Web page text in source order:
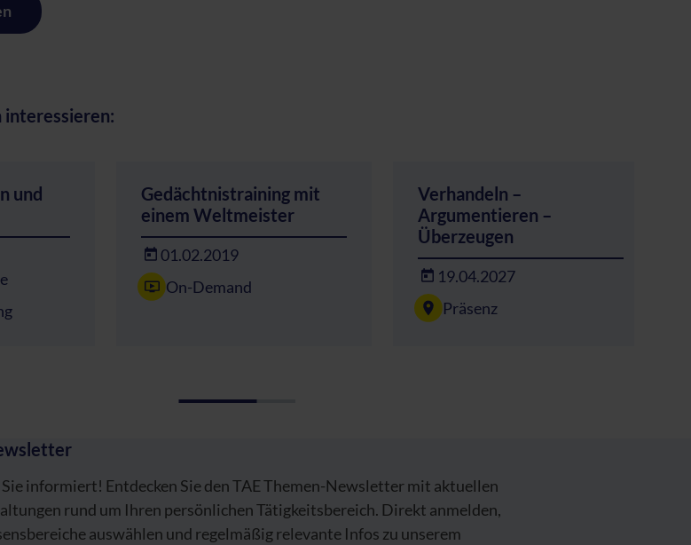
interessieren:
und
Gedächtnistraining mit
einem Weltmeister
01.02.2019
On-Demand
Verhandeln –
Argumentieren –
Überzeugen
19.04.2027
Präsenz
informiert! Entdecken Sie den TAE Themen-Newsletter mit aktuellen
rund um Ihren persönlichen Tätigkeitsbereich. Direkt anmelden,
auswählen und regelmäßig relevante Infos zu unserem